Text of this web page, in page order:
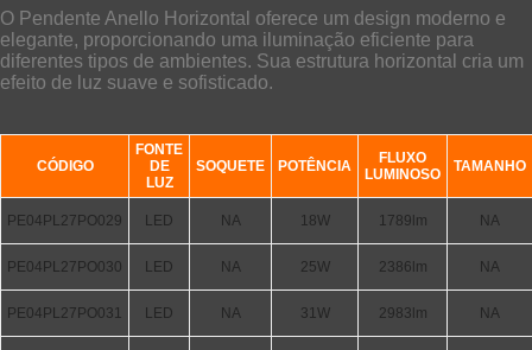
O Pendente Anello Horizontal oferece um design moderno e
elegante, proporcionando uma iluminação eficiente para
diferentes tipos de ambientes. Sua estrutura horizontal cria um
efeito de luz suave e sofisticado.
CÓDIGO
FONTE
DE
LUZ
SOQUETE POTÊNCIA
FLUXO
LUMINOSO
TAMANHO
PE04PL27PO029 LED NA 18W 1789lm NA
PE04PL27PO030 LED NA 25W 2386lm NA
PE04PL27PO031 LED NA 31W 2983lm NA